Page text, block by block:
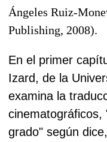
Ángeles Ruiz-
Publishing, 2008).
En el primer
Izard, de la
examina la
cinematográficos,
grado" según